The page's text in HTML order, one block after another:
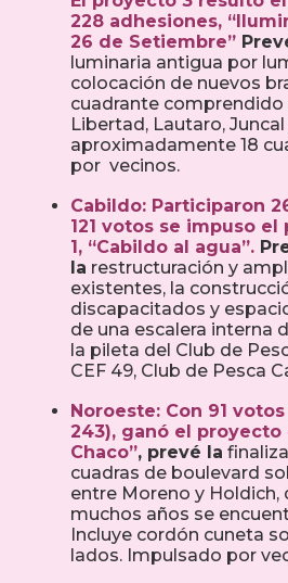
228 adhesiones,
26 de Setiembre”
luminaria antigua por
colocación de nuevos
cuadrante comprendido
Libertad, Lautaro,
aproximadamente 18
por vecinos.
Cabildo: Participaron
121 votos se impuso
1, “Cabildo al agua”.
la restructuración y
existentes, la
discapacitados y
de una escalera interna
la pileta del Club de
CEF 49, Club de Pesca
Noroeste: Con 91
243), ganó el proyecto
Chaco”, prevé la
cuadras de boulevard
entre Moreno y Holdich,
muchos años se
Incluye cordón cuneta
lados. Impulsado por